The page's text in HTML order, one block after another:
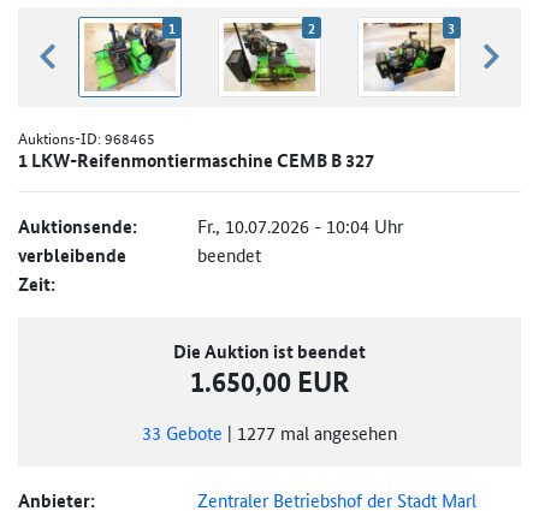
zurück blättern
1 2 3
Auktions-ID:968465
1 LKW-Reifenmontiermaschine CEMB B 327
Auktionsende: Fr., 10.07.2026 - 10:04 Uhr
verbleibende
Zeit:
beendet
Die Auktion ist beendet
1.650,00 EUR
33 Gebote | 1277 mal angesehen
Anbieter: Zentraler Betriebshof der Stadt Marl